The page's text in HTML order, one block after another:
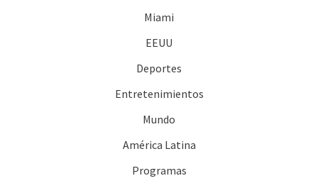
Miami
EEUU
Deportes
Entretenimientos
Mundo
América Latina
Programas